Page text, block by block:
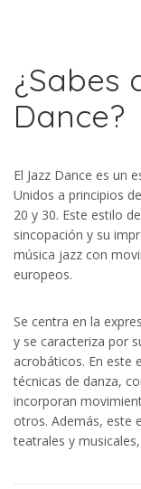
¿Sabes
Dance?
El Jazz Dance es un
Unidos a principios
20 y 30. Este estilo
sincopación y su
música jazz con
europeos.
Se centra en la
y se caracteriza por
acrobáticos. En este
técnicas de danza,
incorporan
otros. Además, este
teatrales y